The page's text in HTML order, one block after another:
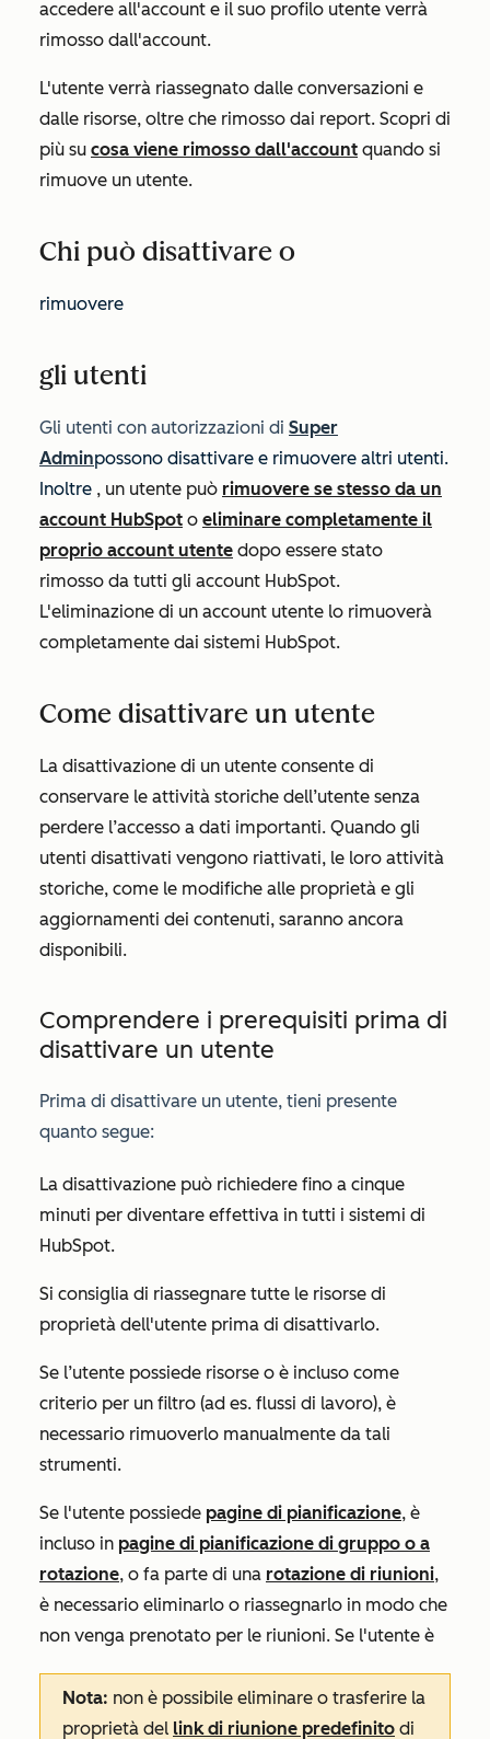
accedere all'account e il suo profilo utente verrà
rimosso dall'account.
L'utente verrà riassegnato dalle conversazioni e
dalle risorse, oltre che rimosso dai report. Scopri di
più su cosa viene rimosso dall'account quando si
rimuove un utente.
Chi può disattivare o
rimuovere
gli utenti
Gli utenti con autorizzazioni di Super
Adminpossono disattivare e rimuovere altri utenti.
Inoltre , un utente può rimuovere se stesso da un
account HubSpot o eliminare completamente il
proprio account utente dopo essere stato
rimosso da tutti gli account HubSpot.
L'eliminazione di un account utente lo rimuoverà
completamente dai sistemi HubSpot.
Come disattivare un utente
La disattivazione di un utente consente di
conservare le attività storiche dell’utente senza
perdere l’accesso a dati importanti. Quando gli
utenti disattivati vengono riattivati, le loro attività
storiche, come le modifiche alle proprietà e gli
aggiornamenti dei contenuti, saranno ancora
disponibili.
Comprendere i prerequisiti prima di
disattivare un utente
Prima di disattivare un utente, tieni presente
quanto segue:
La disattivazione può richiedere fino a cinque
minuti per diventare effettiva in tutti i sistemi di
HubSpot.
Si consiglia di riassegnare tutte le risorse di
proprietà dell'utente prima di disattivarlo.
Se l’utente possiede risorse o è incluso come
criterio per un filtro (ad es. flussi di lavoro), è
necessario rimuoverlo manualmente da tali
strumenti.
Se l'utente possiede pagine di pianificazione, è
incluso in pagine di pianificazione di gruppo o a
rotazione, o fa parte di una rotazione di riunioni,
è necessario eliminarlo o riassegnarlo in modo che
non venga prenotato per le riunioni. Se l'utente è
Nota: non è possibile eliminare o trasferire la
proprietà del link di riunione predefinito di